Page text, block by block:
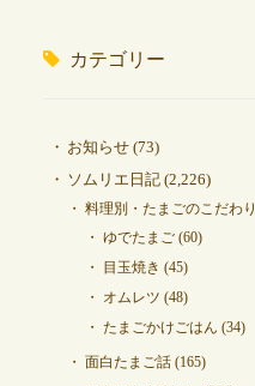
カテゴリー
お知らせ(73)
ソムリエ日記(2,226)
料理別・たまごのこだわり
ゆでたまご(60)
目玉焼き (45)
オムレツ (48)
たまごかけごはん (34)
面白たまご話(165)